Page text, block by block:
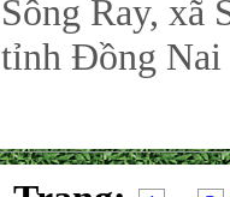
Sông Ray, xã
tỉnh Đồng Nai